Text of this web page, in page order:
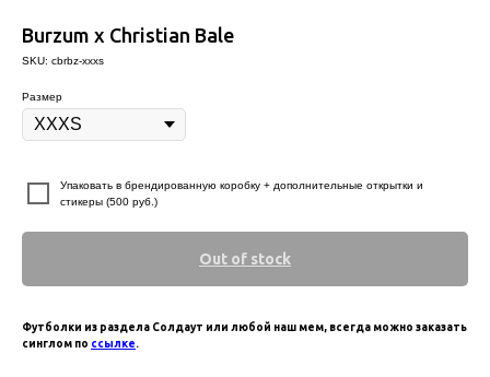
Burzum x Christian Bale
SKU: cbrbz-xxxs
Размер
Упаковать в брендированную коробку + дополнительные открытки и
стикеры (500 руб.)
Out of stock
Футболки из раздела Солдаут или любой наш мем, всегда можно заказать
синглом по ссылке.